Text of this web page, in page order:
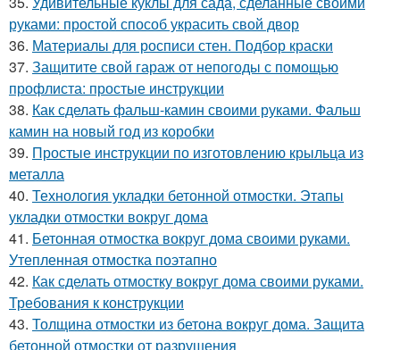
руками: простой способ украсить свой двор
36. Материалы для росписи стен. Подбор краски
37. Защитите свой гараж от непогоды с помощью
профлиста: простые инструкции
38. Как сделать фальш-камин своими руками. Фальш
камин на новый год из коробки
39. Простые инструкции по изготовлению крыльца из
металла
40. Технология укладки бетонной отмостки. Этапы
укладки отмостки вокруг дома
41. Бетонная отмостка вокруг дома своими руками.
Утепленная отмостка поэтапно
42. Как сделать отмостку вокруг дома своими руками.
Требования к конструкции
43. Толщина отмостки из бетона вокруг дома. Защита
бетонной отмостки от разрушения